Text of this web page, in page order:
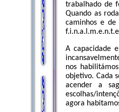
trabalhado de
Quando as
caminhos e
A capacidade
nos
objetivo. Cada
acender a
escolhas/
agora